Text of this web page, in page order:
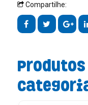
Compartilhe:
Produtos